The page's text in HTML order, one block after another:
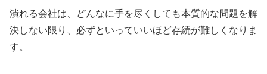
潰れる会社は、どんなに手を尽くしても本質的な問題を解
決しない限り、必ずといっていいほど存続が難しくなりま
す。